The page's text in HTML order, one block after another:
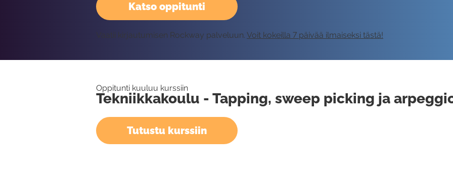
Katso oppitunti
Vaatii kirjautumisen Rockway palveluun. Voit kokeilla 7 päivää ilmaiseksi tästä!
Oppitunti kuuluu kurssiin
Tekniikkakoulu - Tapping, sweep picking ja
Tutustu kurssiin